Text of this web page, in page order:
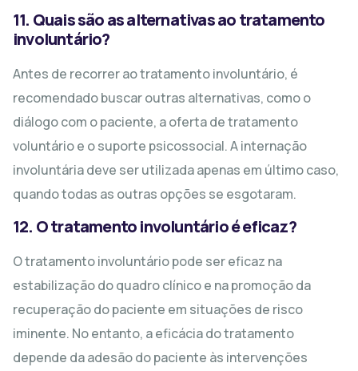
11. Quais são as alternativas ao tratamento
involuntário?
Antes de recorrer ao tratamento involuntário, é
recomendado buscar outras alternativas, como o
diálogo com o paciente, a oferta de tratamento
voluntário e o suporte psicossocial. A internação
involuntária deve ser utilizada apenas em último caso,
quando todas as outras opções se esgotaram.
12. O tratamento involuntário é eficaz?
O tratamento involuntário pode ser eficaz na
estabilização do quadro clínico e na promoção da
recuperação do paciente em situações de risco
iminente. No entanto, a eficácia do tratamento
depende da adesão do paciente às intervenções